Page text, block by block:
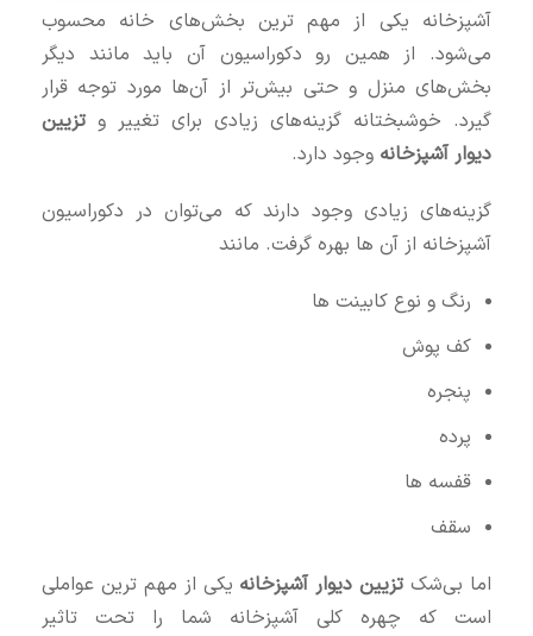
آشپزخانه یکی از مهم‌ ترین بخش‌های خانه محسوب
می‌شود. از همین رو دکوراسیون آن باید مانند دیگر
بخش‌های منزل و حتی بیش‌تر از آن‌ها مورد توجه قرار
گیرد. خوشبختانه گزینه‌های زیادی برای تغییر و تزیین
دیوار آشپزخانه وجود دارد.
گزینه‌های زیادی وجود دارند که می‌توان در دکوراسیون
آشپزخانه از آن‌ ها بهره‌ گرفت. مانند
رنگ و نوع کابینت‌ ها
کف‌ پوش
پنجره
پرده
قفسه‌ ها
سقف
اما بی‌شکتزیین دیوار آشپزخانه یکی از مهم‌ ترین عواملی
است که چهره کلی آشپزخانه شما را تحت تاثیر